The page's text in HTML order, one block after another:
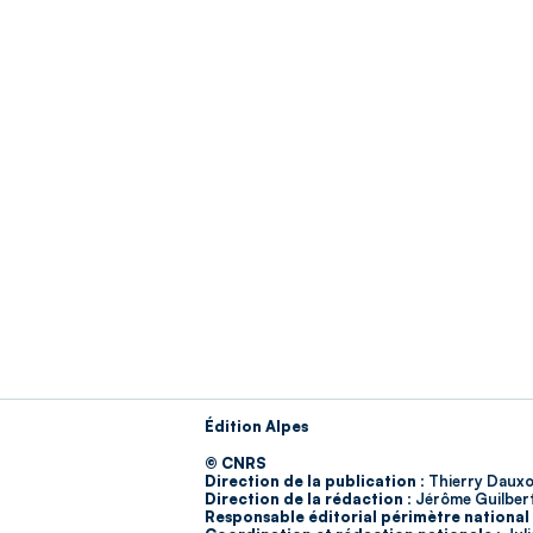
Édition Alpes
© CNRS
Direction de la publication : Thierry
Direction de la rédaction : Jérôme
Responsable éditorial périmètre national